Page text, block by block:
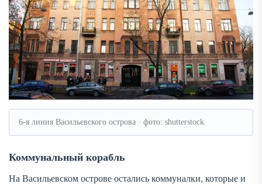
6-я линия Васильевского острова · фото: shutterstock
Коммунальный корабль
На Васильевском острове остались коммуналки, которые и